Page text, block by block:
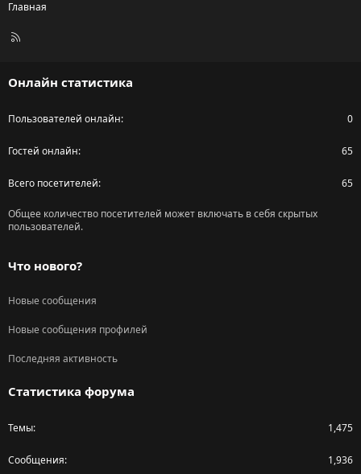
Главная
R
Онлайн статистика
Пользователей онлайн 0
Гостей онлайн 65
Всего посетителей 65
Общее количество посетителей может включать в себя скрытых
пользователей.
Что нового?
Новые сообщения
Новые сообщения профилей
Последняя активность
Статистика форума
Темы 1,475
Сообщения 1,936